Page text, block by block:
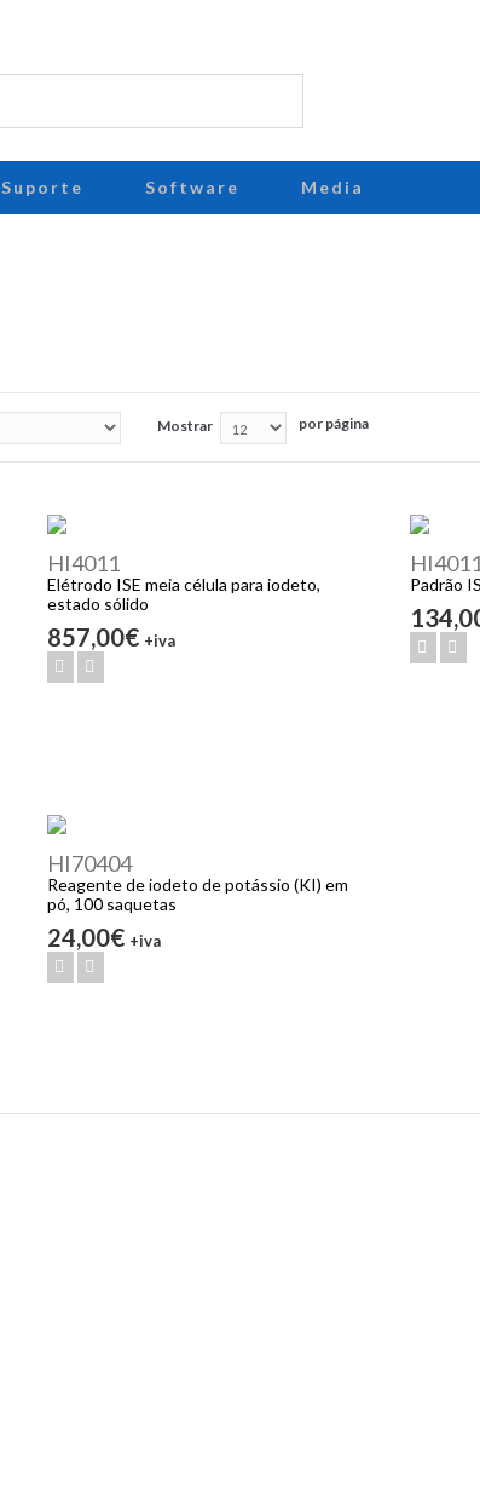
Suporte Software Media
Mostrar por página
HI4011
Elétrodo ISE meia célula para iodeto,
estado sólido
857,00€ +iva
Padrão
HI70404
Reagente de iodeto de potássio (KI) em
pó, 100 saquetas
24,00€ +iva